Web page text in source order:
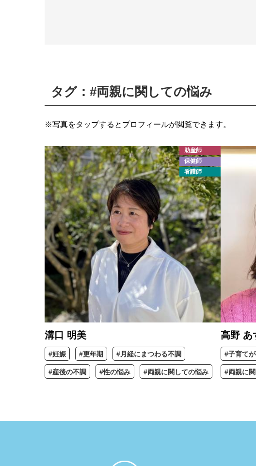
タグ：#両親に関しての悩み
※写真をタップするとプロフィールが閲覧できます。
助産師
保健師
看護師
溝口 明美
#妊娠 #更年期 #月経にまつわる不調
#産後の不調 #性の悩み #両親に関しての悩み
高野 あ
#子育て
#両親に